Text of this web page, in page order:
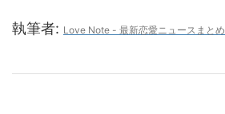
執筆者: Love Note - 最新恋愛ニュースまとめ